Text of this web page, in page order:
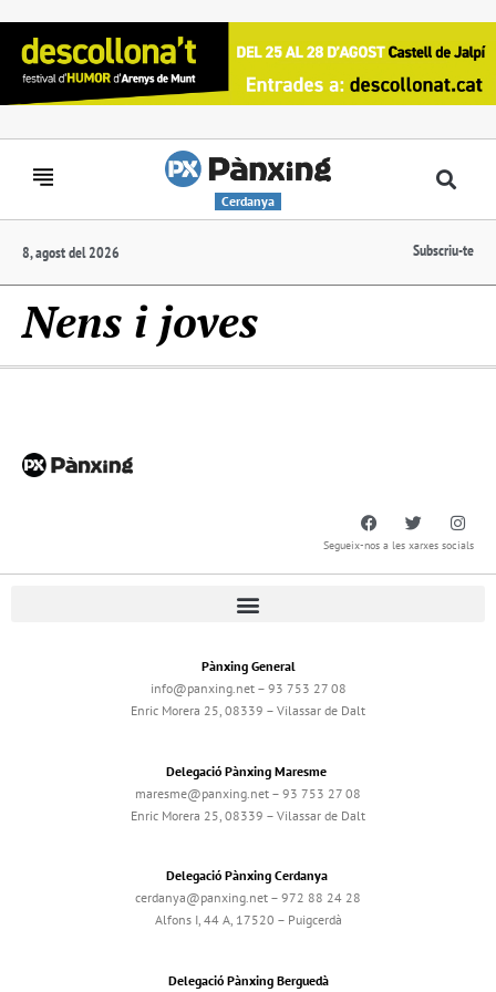
Cerdanya
8, agost del 2026 Subscriu-te
Nens i joves
Segueix-nos a les xarxes socials
Pànxing General
info@panxing.net – 93 753 27 08
Enric Morera 25, 08339 – Vilassar de Dalt
Delegació Pànxing Maresme
maresme@panxing.net – 93 753 27 08
Enric Morera 25, 08339 – Vilassar de Dalt
Delegació Pànxing Cerdanya
cerdanya@panxing.net – 972 88 24 28
Alfons I, 44 A, 17520 – Puigcerdà
Delegació Pànxing Berguedà